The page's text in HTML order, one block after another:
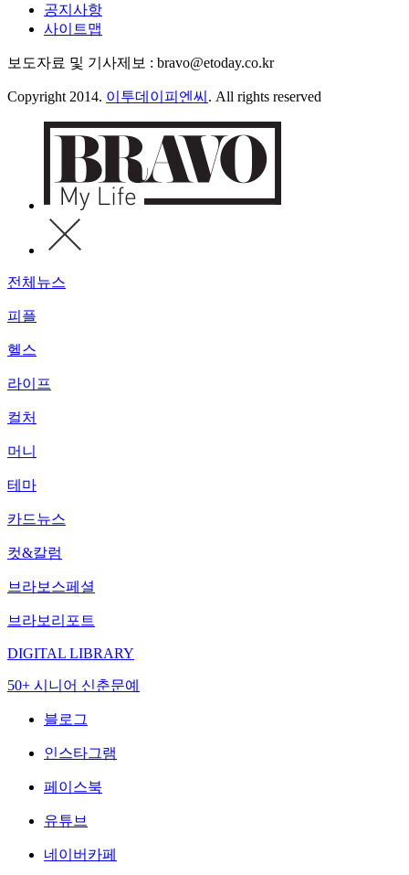
공지사항
사이트맵
보도자료 및 기사제보 : bravo@etoday.co.kr
Copyright 2014. 이투데이피엔씨 . All rights reserved
전체뉴스
피플
헬스
라이프
컬처
머니
테마
카드뉴스
컷&칼럼
브라보스페셜
브라보리포트
DIGITAL LIBRARY
50+ 시니어 신춘문예
블로그
인스타그램
페이스북
유튜브
네이버카페